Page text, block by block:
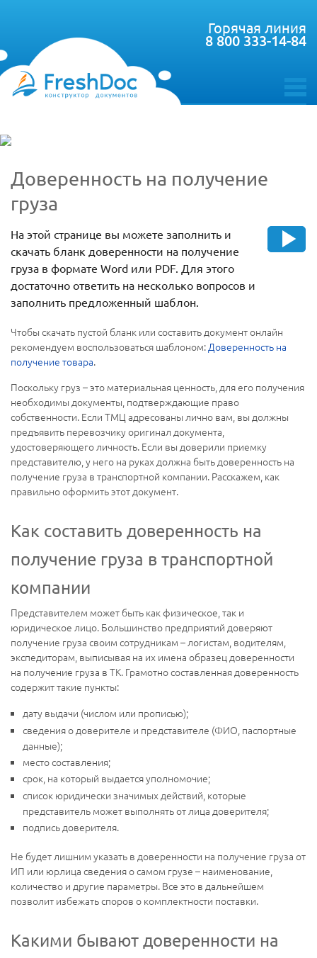
toggle
Горячая линия
8 800 333-14-84
Доверенность на получение
груза
На этой странице вы можете заполнить и
скачать бланк доверенности на получение
груза в формате Word или PDF. Для этого
достаточно ответить на несколько вопросов и
заполнить предложенный шаблон.
Чтобы скачать пустой бланк или составить документ онлайн
рекомендуем воспользоваться шаблоном:Доверенность на
получение товара.
Поскольку груз – это материальная ценность, для его получения
необходимы документы, подтверждающие право
собственности. Если ТМЦ адресованы лично вам, вы должны
предъявить перевозчику оригинал документа,
удостоверяющего личность. Если вы доверили приемку
представителю, у него на руках должна быть доверенность на
получение груза в транспортной компании. Расскажем, как
правильно оформить этот документ.
Как составить доверенность на
получение груза в транспортной
компании
Представителем может быть как физическое, так и
юридическое лицо. Большинство предприятий доверяют
получение груза своим сотрудникам – логистам, водителям,
экспедиторам, выписывая на их имена образец доверенности
на получение груза в ТК. Грамотно составленная доверенность
содержит такие пункты:
дату выдачи (числом или прописью);
сведения о доверителе и представителе (ФИО, паспортные
данные);
место составления;
срок, на который выдается уполномочие;
список юридически значимых действий, которые
представитель может выполнять от лица доверителя;
подпись доверителя.
Не будет лишним указать в доверенности на получение груза от
ИП или юрлица сведения о самом грузе – наименование,
количество и другие параметры. Все это в дальнейшем
позволит избежать споров о комплектности поставки.
Какими бывают доверенности на